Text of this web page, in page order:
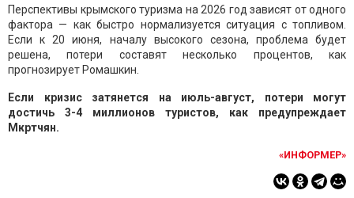
Перспективы крымского туризма на 2026 год зависят от одного
фактора — как быстро нормализуется ситуация с топливом.
Если к 20 июня, началу высокого сезона, проблема будет
решена, потери составят несколько процентов, как
прогнозирует Ромашкин.
Если кризис затянется на июль-август, потери могут
достичь 3-4 миллионов туристов, как предупреждает
Мкртчян.
«ИНФОРМЕР»